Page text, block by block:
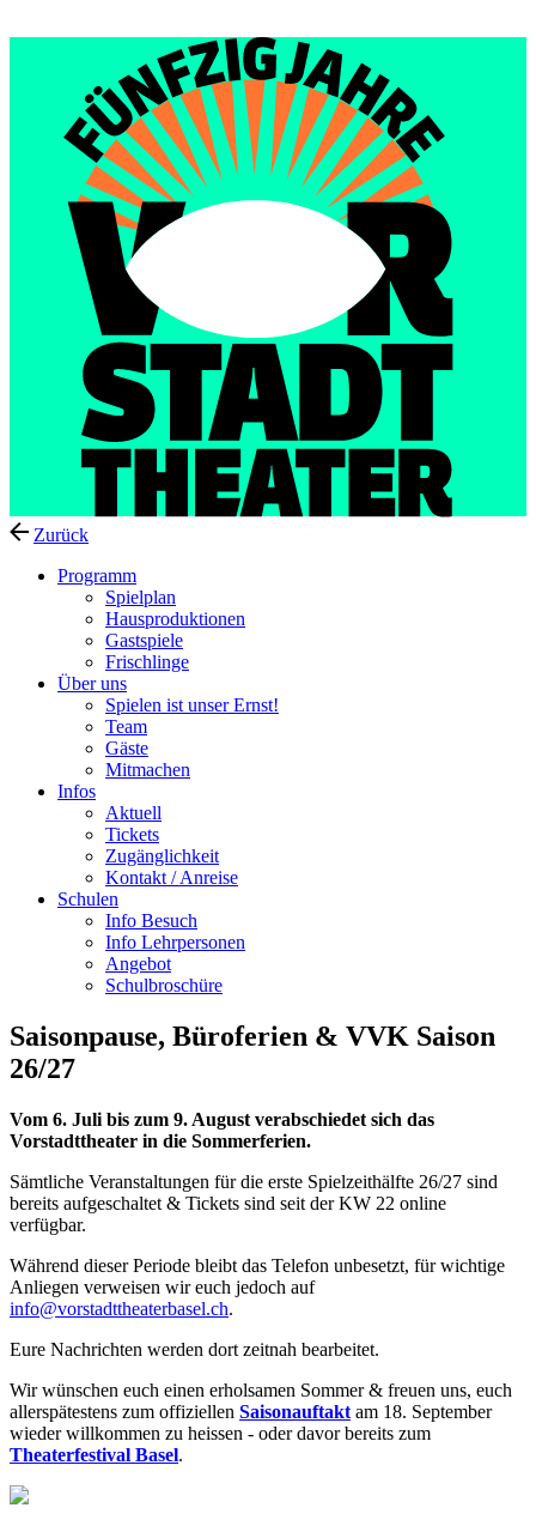
Zurück
Programm
Spielplan
Hausproduktionen
Gastspiele
Frischlinge
Über uns
Spielen ist unser Ernst!
Team
Gäste
Mitmachen
Infos
Aktuell
Tickets
Zugänglichkeit
Kontakt / Anreise
Schulen
Info Besuch
Info Lehrpersonen
Angebot
Schulbroschüre
Saisonpause, Büroferien & VVK Saison
26/27
Vom 6. Juli bis zum 9. August verabschiedet sich das
Vorstadttheater in die Sommerferien.
Sämtliche Veranstaltungen für die erste Spielzeithälfte 26/27 sind
bereits aufgeschaltet & Tickets sind seit der KW 22 online
verfügbar.
Während dieser Periode bleibt das Telefon unbesetzt, für wichtige
Anliegen verweisen wir euch jedoch auf
info@vorstadttheaterbasel.ch.
Eure Nachrichten werden dort zeitnah bearbeitet.
Wir wünschen euch einen erholsamen Sommer & freuen uns, euch
allerspätestens zum offiziellen Saisonauftakt am 18. September
wieder willkommen zu heissen - oder davor bereits zum
Theaterfestival Basel.